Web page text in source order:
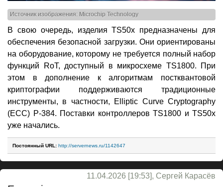
Источник изображения: Microchip Technology
В свою очередь, изделия TS50x предназначены для
обеспечения безопасной загрузки. Они ориентированы
на оборудование, которому не требуется полный набор
функций RoT, доступный в микросхеме TS1800. При
этом в дополнение к алгоритмам постквантовой
криптографии поддерживаются традиционные
инструменты, в частности, Elliptic Curve Cryptography
(ECC) P-384. Поставки контроллеров TS1800 и TS50x
уже начались.
Постоянный URL: http://servernews.ru/1142647
11.04.2026 [19:53], Сергей Карасёв